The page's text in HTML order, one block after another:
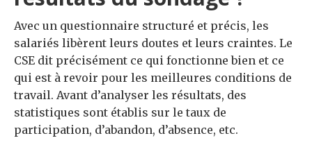
Avec un questionnaire structuré et précis, les
salariés libèrent leurs doutes et leurs craintes. Le
CSE dit précisément ce qui fonctionne bien et ce
qui est à revoir pour les meilleures conditions de
travail. Avant d’analyser les résultats, des
statistiques sont établis sur le taux de
participation, d’abandon, d’absence, etc.